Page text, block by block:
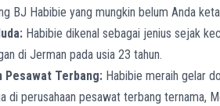
BJ Habibie yang mungkin belum Anda
Habibie dikenal sebagai jenius sejak
di Jerman pada usia 23 tahun.
Pesawat Terbang: Habibie meraih gelar
di perusahaan pesawat terbang ternama,